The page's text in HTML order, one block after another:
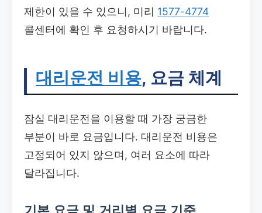
제한이 있을 수 있으니, 미리 1577-4774
콜센터에 확인 후 요청하시기 바랍니다.
대리운전 비용, 요금 체계
잠실 대리운전을 이용할 때 가장 궁금한
부분이 바로 요금입니다. 대리운전 비용은
고정되어 있지 않으며, 여러 요소에 따라
달라집니다.
기본 요금 및 거리별 요금 기준